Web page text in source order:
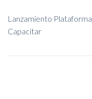
Lanzamiento Plataforma
Capacitar